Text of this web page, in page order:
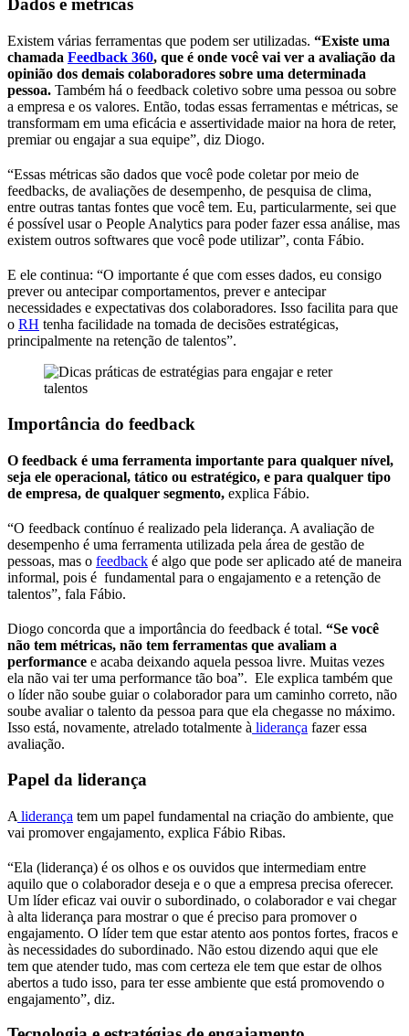
Dados e métricas
Existem várias ferramentas que podem ser utilizadas. “Existe uma
chamada Feedback 360, que é onde você vai ver a avaliação da
opinião dos demais colaboradores sobre uma determinada
pessoa. Também há o feedback coletivo sobre uma pessoa ou sobre
a empresa e os valores. Então, todas essas ferramentas e métricas, se
transformam em uma eficácia e assertividade maior na hora de reter,
premiar ou engajar a sua equipe”, diz Diogo.
“Essas métricas são dados que você pode coletar por meio de
feedbacks, de avaliações de desempenho, de pesquisa de clima,
entre outras tantas fontes que você tem. Eu, particularmente, sei que
é possível usar o People Analytics para poder fazer essa análise, mas
existem outros softwares que você pode utilizar”, conta Fábio.
E ele continua: “O importante é que com esses dados, eu consigo
prever ou antecipar comportamentos, prever e antecipar
necessidades e expectativas dos colaboradores. Isso facilita para que
o RH tenha facilidade na tomada de decisões estratégicas,
principalmente na retenção de talentos”.
Importância do feedback
O feedback é uma ferramenta importante para qualquer nível,
seja ele operacional, tático ou estratégico, e para qualquer tipo
de empresa, de qualquer segmento, explica Fábio.
“O feedback contínuo é realizado pela liderança. A avaliação de
desempenho é uma ferramenta utilizada pela área de gestão de
pessoas, mas o feedback é algo que pode ser aplicado até de maneira
informal, pois é fundamental para o engajamento e a retenção de
talentos”, fala Fábio.
Diogo concorda que a importância do feedback é total. “Se você
não tem métricas, não tem ferramentas que avaliam a
performance e acaba deixando aquela pessoa livre. Muitas vezes
ela não vai ter uma performance tão boa”. Ele explica também que
o líder não soube guiar o colaborador para um caminho correto, não
soube avaliar o talento da pessoa para que ela chegasse no máximo.
Isso está, novamente, atrelado totalmente à liderança fazer essa
avaliação.
Papel da liderança
A liderança tem um papel fundamental na criação do ambiente, que
vai promover engajamento, explica Fábio Ribas.
“Ela (liderança) é os olhos e os ouvidos que intermediam entre
aquilo que o colaborador deseja e o que a empresa precisa oferecer.
Um líder eficaz vai ouvir o subordinado, o colaborador e vai chegar
à alta liderança para mostrar o que é preciso para promover o
engajamento. O líder tem que estar atento aos pontos fortes, fracos e
às necessidades do subordinado. Não estou dizendo aqui que ele
tem que atender tudo, mas com certeza ele tem que estar de olhos
abertos a tudo isso, para ter esse ambiente que está promovendo o
engajamento”, diz.